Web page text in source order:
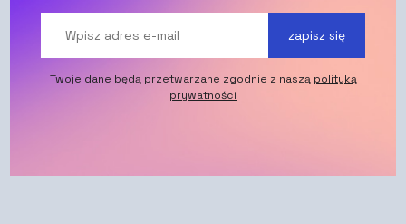
zapisz się
Twoje dane będą przetwarzane zgodnie z naszą polityką
prywatności